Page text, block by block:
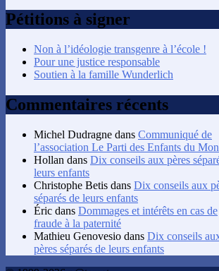
Pétitions à signer
Non à l’idéologie transgenre à l’école !
Pour une justice responsable
Soutien à la famille Wunderlich
Commentaires récents
Michel Dudragne dans Communiqué de
l’association Le Parti des Enfants du
Hollan dans Dix conseils aux pères
leurs enfants
Christophe Betis dans Dix conseils aux
séparés de leurs enfants
Éric dans Dommages et intérêts en cas de
fraude à la paternité
Mathieu Genovesio dans Dix conseils
pères séparés de leurs enfants